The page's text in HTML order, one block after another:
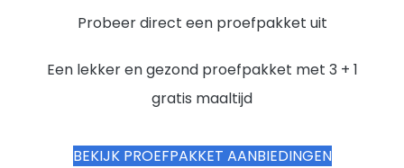
Probeer direct een proefpakket uit
Een lekker en gezond proefpakket met 3 + 1
gratis maaltijd
BEKIJK PROEFPAKKET AANBIEDINGEN